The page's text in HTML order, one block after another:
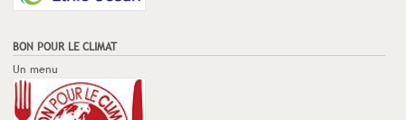
BON POUR LE CLIMAT
Un menu